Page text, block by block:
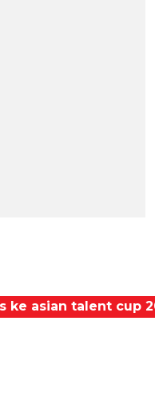
ke asian talent cup